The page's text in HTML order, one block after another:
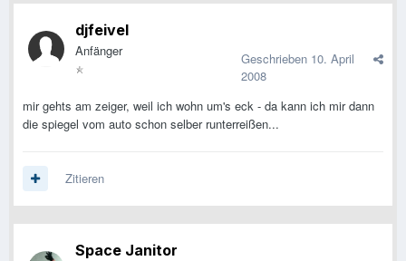
djfeivel
Anfänger Geschrieben 10. April
2008
mir gehts am zeiger, weil ich wohn um's eck - da kann ich mir dann
die spiegel vom auto schon selber runterreißen...
Zitieren
Space Janitor